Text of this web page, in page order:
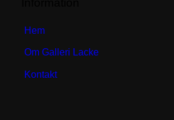
Hem
Om Galleri Lacke
Kontakt